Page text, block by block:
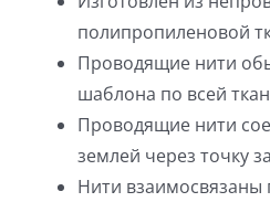
полипропиленовой
Проводящие нити
шаблона по всей
Проводящие нити
землей через точку
Нити взаимосвязаны